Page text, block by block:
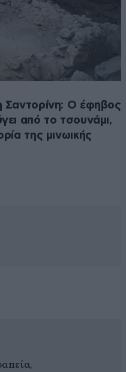
Σαντορίνη: Ο έφηβος
από το τσουνάμι,
της μινωικής